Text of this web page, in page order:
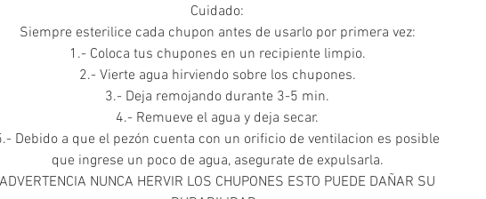
Cuidado:
Siempre esterilice cada chupon antes de usarlo por primera vez:
1.- Coloca tus chupones en un recipiente limpio.
2.- Vierte agua hirviendo sobre los chupones.
3.- Deja remojando durante 3-5 min.
4.- Remueve el agua y deja secar.
Debido a que el pezón cuenta con un orificio de ventilacion es posible
que ingrese un poco de agua, asegurate de expulsarla.
ADVERTENCIA NUNCA HERVIR LOS CHUPONES ESTO PUEDE DAÑAR SU